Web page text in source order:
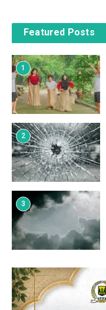
Featured Posts
1
2
3